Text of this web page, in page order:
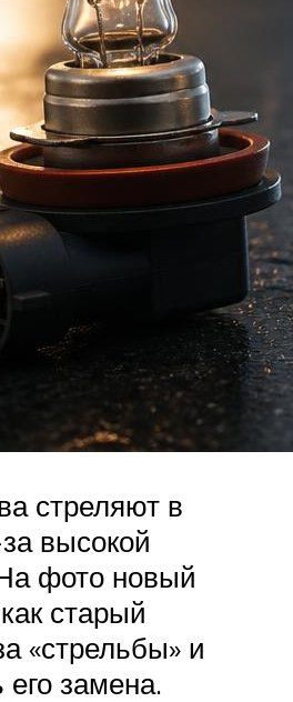
стреляют в
высокой
фото новый
старый
«стрельбы» и
его замена.